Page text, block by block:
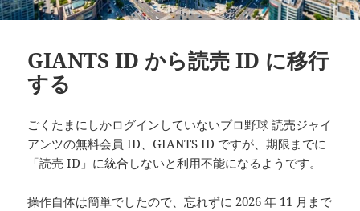
GIANTS ID から読売 ID に移行
する
ごくたまにしかログインしていないプロ野球 読売ジャイ
アンツの無料会員 ID、GIANTS ID ですが、期限までに
「読売 ID」に統合しないと利用不能になるようです。
操作自体は簡単でしたので、忘れずに 2026 年 11 月まで